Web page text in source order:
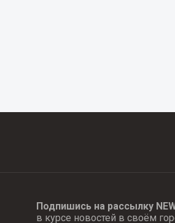
Подпишись на рассылку
в курсе новостей в своём